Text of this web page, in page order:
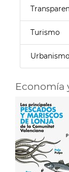
Turismo
Economía